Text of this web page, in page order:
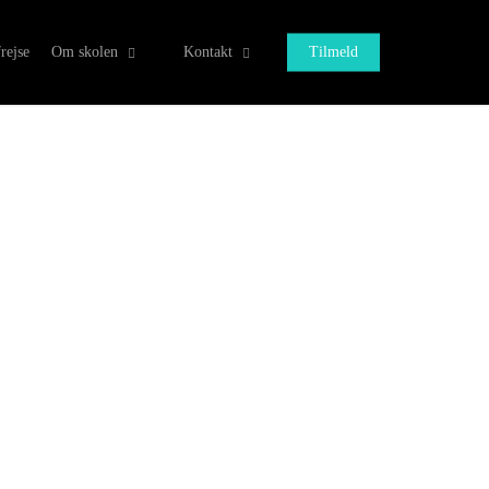
Om skolen Kontakt Tilmeld